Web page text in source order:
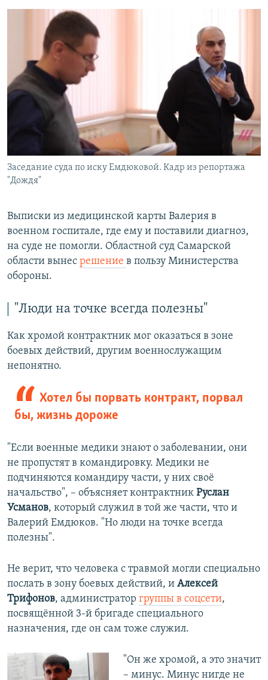
Заседание суда по иску Емдюковой. Кадр из репортажа
"Дождя"
Выписки из медицинской карты Валерия в
военном госпитале, где ему и поставили диагноз,
на суде не помогли. Областной суд Самарской
области вынес решение в пользу Министерства
обороны.
"Люди на точке всегда полезны"
Как хромой контрактник мог оказаться в зоне
боевых действий, другим военнослужащим
непонятно.
Хотел бы порвать контракт, порвал
бы, жизнь дороже
"Если военные медики знают о заболевании, они
не пропустят в командировку. Медики не
подчиняются командиру части, у них своё
начальство", – объясняет контрактник Руслан
Усманов, который служил в той же части, что и
Валерий Емдюков. "Но люди на точке всегда
полезны".
Не верит, что человека с травмой могли специально
послать в зону боевых действий, и Алексей
Трифонов, администратор группы в соцсети,
посвящённой 3-й бригаде специального
назначения, где он сам тоже служил.
"Он же хромой, а это значит
– минус. Минус нигде не